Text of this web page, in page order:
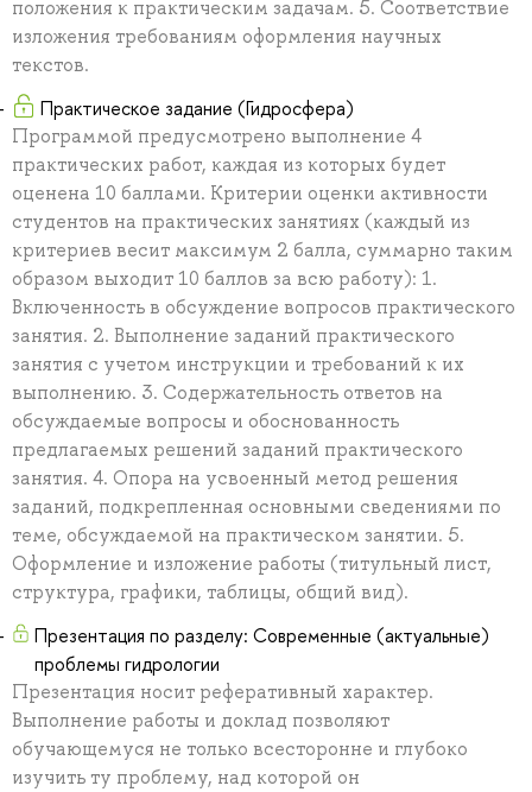
положения к практическим задачам. 5. Соответствие
изложения требованиям оформления научных
текстов.
Практическое задание (Гидросфера)
Программой предусмотрено выполнение 4
практических работ, каждая из которых будет
оценена 10 баллами. Критерии оценки активности
студентов на практических занятиях (каждый из
критериев весит максимум 2 балла, суммарно таким
образом выходит 10 баллов за всю работу): 1.
Включенность в обсуждение вопросов практического
занятия. 2. Выполнение заданий практического
занятия с учетом инструкции и требований к их
выполнению. 3. Содержательность ответов на
обсуждаемые вопросы и обоснованность
предлагаемых решений заданий практического
занятия. 4. Опора на усвоенный метод решения
заданий, подкрепленная основными сведениями по
теме, обсуждаемой на практическом занятии. 5.
Оформление и изложение работы (титульный лист,
структура, графики, таблицы, общий вид).
Презентация по разделу: Современные (актуальные)
проблемы гидрологии
Презентация носит реферативный характер.
Выполнение работы и доклад позволяют
обучающемуся не только всесторонне и глубоко
изучить ту проблему, над которой он